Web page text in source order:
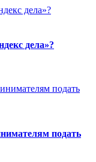
дела»?
подать